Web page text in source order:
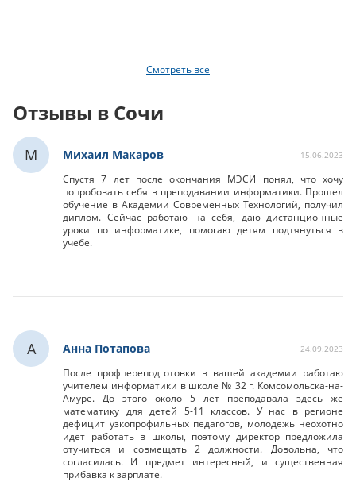
Смотреть все
Отзывы в Сочи
М Михаил Макаров 15.06.2023
Спустя 7 лет после окончания МЭСИ понял, что хочу
попробовать себя в преподавании информатики. Прошел
обучение в Академии Современных Технологий, получил
диплом. Сейчас работаю на себя, даю дистанционные
уроки по информатике, помогаю детям подтянуться в
учебе.
А Анна Потапова 24.09.2023
После профпереподготовки в вашей академии работаю
учителем информатики в школе № 32 г. Комсомольска-на-
Амуре. До этого около 5 лет преподавала здесь же
математику для детей 5-11 классов. У нас в регионе
дефицит узкопрофильных педагогов, молодежь неохотно
идет работать в школы, поэтому директор предложила
отучиться и совмещать 2 должности. Довольна, что
согласилась. И предмет интересный, и существенная
прибавка к зарплате.